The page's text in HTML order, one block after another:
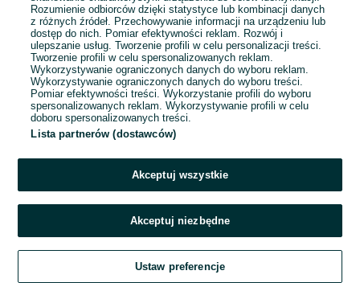
Przejdź na stronę główną
Rozumienie odbiorców dzięki statystyce lub kombinacji danych
z różnych źródeł. Przechowywanie informacji na urządzeniu lub
dostęp do nich. Pomiar efektywności reklam. Rozwój i
ulepszanie usług. Tworzenie profili w celu personalizacji treści.
Tworzenie profili w celu spersonalizowanych reklam.
Wykorzystywanie ograniczonych danych do wyboru reklam.
Wykorzystywanie ograniczonych danych do wyboru treści.
Pomiar efektywności treści. Wykorzystanie profili do wyboru
spersonalizowanych reklam. Wykorzystywanie profili w celu
doboru spersonalizowanych treści.
Lista partnerów (dostawców)
Akceptuj wszystkie
Akceptuj niezbędne
Ustaw preferencje